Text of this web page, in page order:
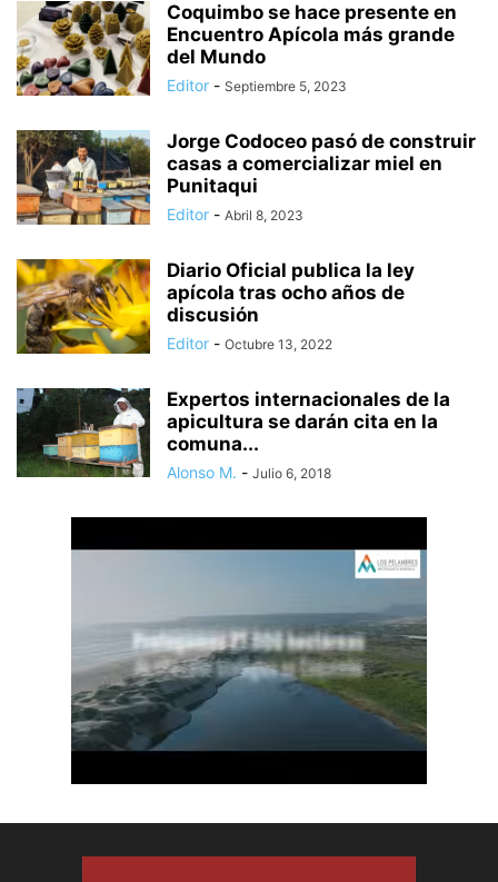
Coquimbo se hace presente en
Encuentro Apícola más grande
del Mundo
Editor - Septiembre 5, 2023
Jorge Codoceo pasó de construir
casas a comercializar miel en
Punitaqui
Editor - Abril 8, 2023
Diario Oficial publica la ley
apícola tras ocho años de
discusión
Editor - Octubre 13, 2022
Expertos internacionales de la
apicultura se darán cita en la
comuna...
Alonso M. - Julio 6, 2018